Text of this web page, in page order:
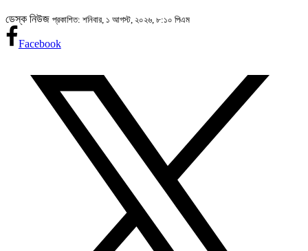
ডেস্ক নিউজ প্রকাশিত: শনিবার, ১ আগস্ট, ২০২৬, ৮:১০ পিএম
Facebook